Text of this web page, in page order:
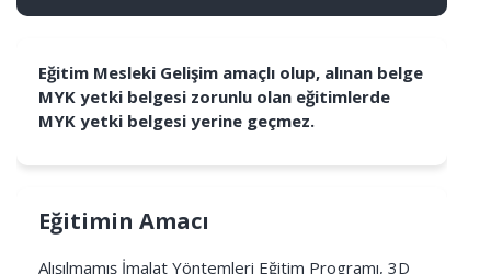
Eğitim Mesleki Gelişim amaçlı olup, alınan belge
MYK yetki belgesi zorunlu olan eğitimlerde
MYK yetki belgesi yerine geçmez.
Eğitimin Amacı
Alışılmamış İmalat Yöntemleri Eğitim Programı, 3D